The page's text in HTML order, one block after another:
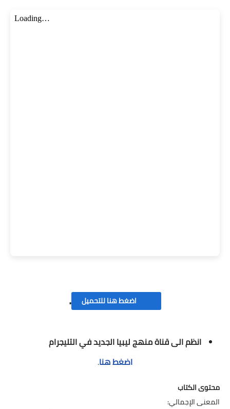
اضغط هنا للتحميل .
انظم الى قناة منهج ليبيا الجديد في التليجرام
اضغط هنا.
محتوى الكتاب
المعنى الإجمالي: